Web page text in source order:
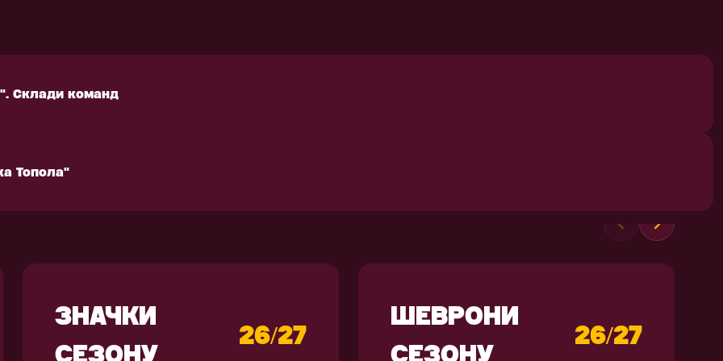
Склади команд
Топола"
Склади команд
Топола"
ЗНАЧКИ
СЕЗОНУ
26/27
ШЕВРОНИ
СЕЗОНУ
26/27